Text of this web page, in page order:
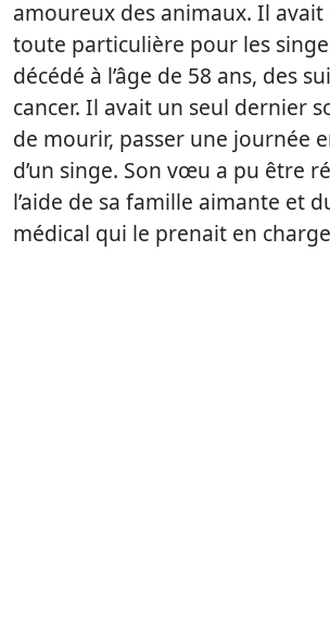
amoureux des animaux. Il avait
toute particulière pour les
décédé à l’âge de 58 ans, des
cancer. Il avait un seul dernier
de mourir, passer une journée
d’un singe. Son vœu a pu être
l’aide de sa famille aimante et
médical qui le prenait en